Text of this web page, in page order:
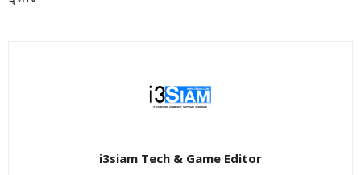
i3siam Tech & Game Editor